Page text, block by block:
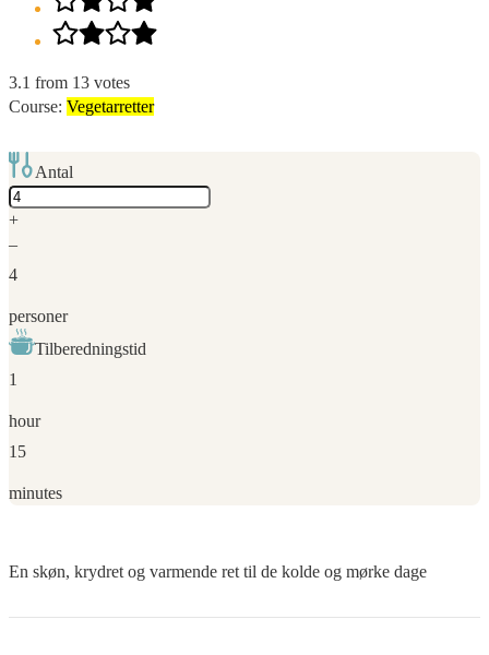
3.1 from 13 votes
Course: Vegetarretter
Antal
Adjust
servings
+
–
4
personer
Tilberedningstid
1
hour
15
minutes
En skøn, krydret og varmende ret til de kolde og mørke dage